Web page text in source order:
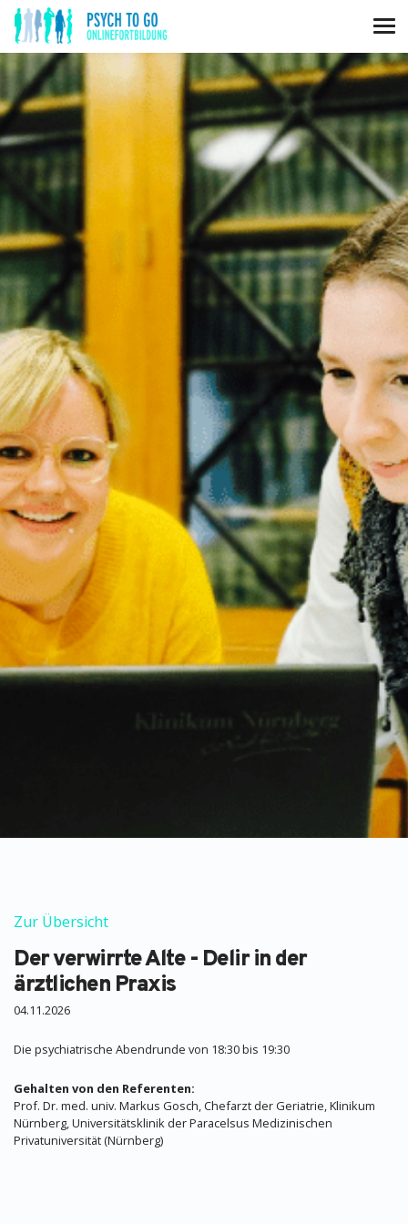
Zur Übersicht
Der verwirrte Alte - Delir in der
ärztlichen Praxis
04.11.2026
Die psychiatrische Abendrunde von 18:30 bis 19:30
Gehalten von den Referenten:
Prof. Dr. med. univ. Markus Gosch, Chefarzt der Geriatrie, Klinikum
Nürnberg, Universitätsklinik der Paracelsus Medizinischen
Privatuniversität (Nürnberg)